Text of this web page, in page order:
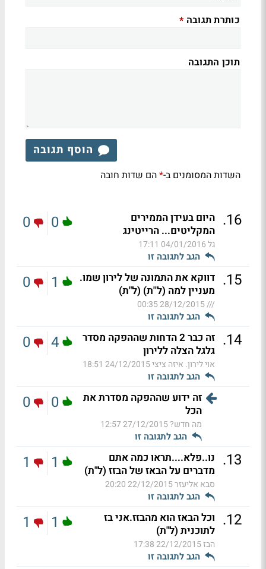
כותרת תגובה *
תוכן התגובה
הוסף תגובה
השדות המסומנים ב-*הם שדות חובה
16
. היום בעידן הממירים
המקליטים... הרייטינג
גל04/01/2016 17:11
הגב לתגובה זו
0
0
15
. דווקא את התמונה של לירון שמו.
מעניין למה (ל''ת) (ל"ת)
///
28/12/2015 00:35
הגב לתגובה זו
1
0
14
.
זה כבר 2 הדחות שההפקה מסדר
גלגל הצלה ללירון
אוי לירון. איזה ציצי24/12/2015 18:51
הגב לתגובה זו
4
0
זה ידוע שההפקה מסדרת את
הכל
מה חדש?27/12/2015 12:57
הגב לתגובה זו
0
0
13
. נו..פלא....תראו כמה אתם
מדברים על הבאז של הבזז (ל"ת)
סבא אליעזר22/12/2015 20:20
הגב לתגובה זו
1
1
12
. וכל הבאז הוא מהבזז.אני בז
לתוכנית (ל"ת)
הבז22/12/2015 17:38
הגב לתגובה זו
1
1